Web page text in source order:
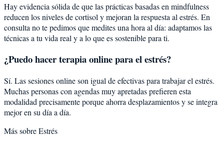
Hay evidencia sólida de que las prácticas basadas en mindfulness
reducen los niveles de cortisol y mejoran la respuesta al estrés. En
consulta no te pedimos que medites una hora al día: adaptamos las
técnicas a tu vida real y a lo que es sostenible para ti.
¿Puedo hacer terapia online para el estrés?
Sí. Las sesiones online son igual de efectivas para trabajar el estrés.
Muchas personas con agendas muy apretadas prefieren esta
modalidad precisamente porque ahorra desplazamientos y se integra
mejor en su día a día.
Más sobreEstrés